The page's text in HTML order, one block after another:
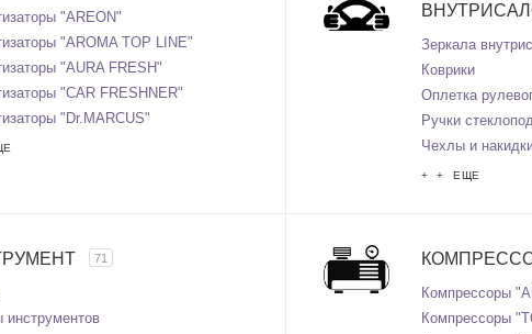
"AREON"
"AROMA TOP LINE"
"AURA FRESH"
"CAR FRESHNER"
"Dr.MARCUS"
Зеркала
Коврики
Оплетка
Ручки
Чехлы и
+ + ЕЩЕ
71
инструментов
Компрессоры
Компрессоры